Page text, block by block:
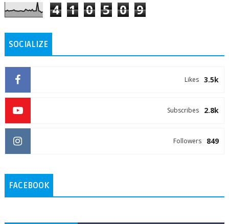
4 1 0 5 0 9
SOCIALIZE
3.5k
Likes
2.8k
Subscribes
849
Followers
FACEBOOK